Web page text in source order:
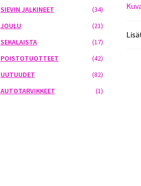
SIEVIN JALKINEET
(34)
JOULU
(21)
SEKALAISTA
(17)
POISTOTUOTTEET
(42)
UUTUUDET
(82)
AUTOTARVIKKEET
(1)